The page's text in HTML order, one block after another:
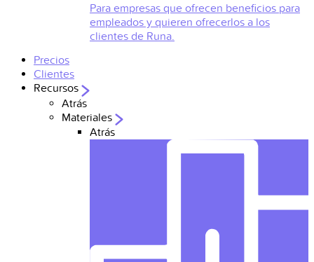
Para empresas que ofrecen beneficios para
empleados y quieren ofrecerlos a los
clientes de Runa.
Precios
Clientes
Recursos
Atrás
Materiales
Atrás